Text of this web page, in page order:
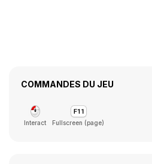
COMMANDES DU JEU
Interact Fullscreen (page)